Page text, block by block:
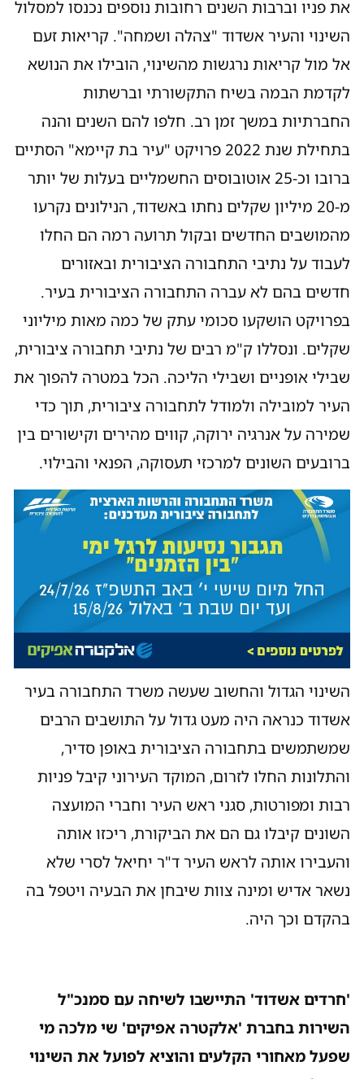
את פניו וברבות השנים רחובות נוספים נכנסו למסלול
השינוי והעיר אשדוד "צהלה ושמחה". קריאות זעם
אל מול קריאות נרגשות מהשינוי, הובילו את הנושא
לקדמת הבמה בשיח התקשורתי וברשתות
החברתיות במשך זמן רב. חלפו להם השנים והנה
בתחילת שנת 2022 פרויקט "עיר בת קיימא" הסתיים
ברובו וכ-25 אוטובוסים החשמליים בעלות של יותר
מ-20 מיליון שקלים נחתו באשדוד, הנילונים נקרעו
מהמושבים החדשים ובקול תרועה רמה הם החלו
לעבוד על נתיבי התחבורה הציבורית ובאזורים
חדשים בהם לא עברה התחבורה הציבורית בעיר.
בפרויקט הושקעו סכומי עתק של כמה מאות מיליוני
שקלים. ונסללו ק"מ רבים של נתיבי תחבורה ציבורית,
שבילי אופניים ושבילי הליכה. הכל במטרה להפוך את
העיר למובילה ולמודל לתחבורה ציבורית, תוך כדי
שמירה על אנרגיה ירוקה, קווים מהירים וקישורים בין
ברובעים השונים למרכזי תעסוקה, הפנאי והבילוי.
השינוי הגדול והחשוב שעשה משרד התחבורה בעיר
אשדוד כנראה היה מעט גדול על התושבים הרבים
שמשתמשים בתחבורה הציבורית באופן סדיר,
והתלונות החלו לזרום, המוקד העירוני קיבל פניות
רבות ומפורטות, סגני ראש העיר וחברי המועצה
השונים קיבלו גם הם את הביקורת, ריכזו אותה
והעבירו אותה לראש העיר ד"ר יחיאל לסרי שלא
נשאר אדיש ומינה צוות שיבחן את הבעיה ויטפל בה
בהקדם וכך היה.
'חרדים אשדוד' התיישבו לשיחה עם סמנכ"ל
השירות בחברת 'אלקטרה אפיקים' שי מלכה מי
שפעל מאחורי הקלעים והוציא לפועל את השינוי